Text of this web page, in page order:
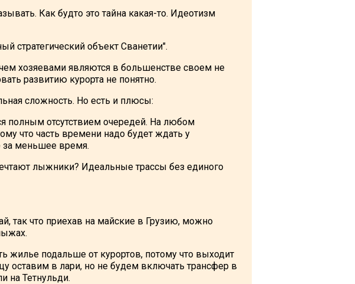
Как будто это тайна какая-то. Идеотизм
стратегический объект Сванетии".
хозяевами являются в большенстве своем не
развитию курорта не понятно.
сложность. Но есть и плюсы:
полным отсутствием очередей. На любом
что часть времени надо будет ждать у
за меньшее время.
лыжники? Идеальные трассы без единого
так что приехав на майские в Грузию, можно
жилье подальше от курортов, потому что выходит
оставим в лари, но не будем включать трансфер в
на Тетнульди.